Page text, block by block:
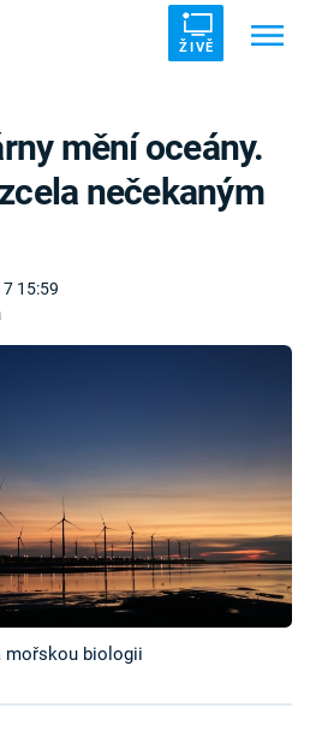
ŽIVĚ
15:59
mění oceány.
nečekaným
mořskou biologii